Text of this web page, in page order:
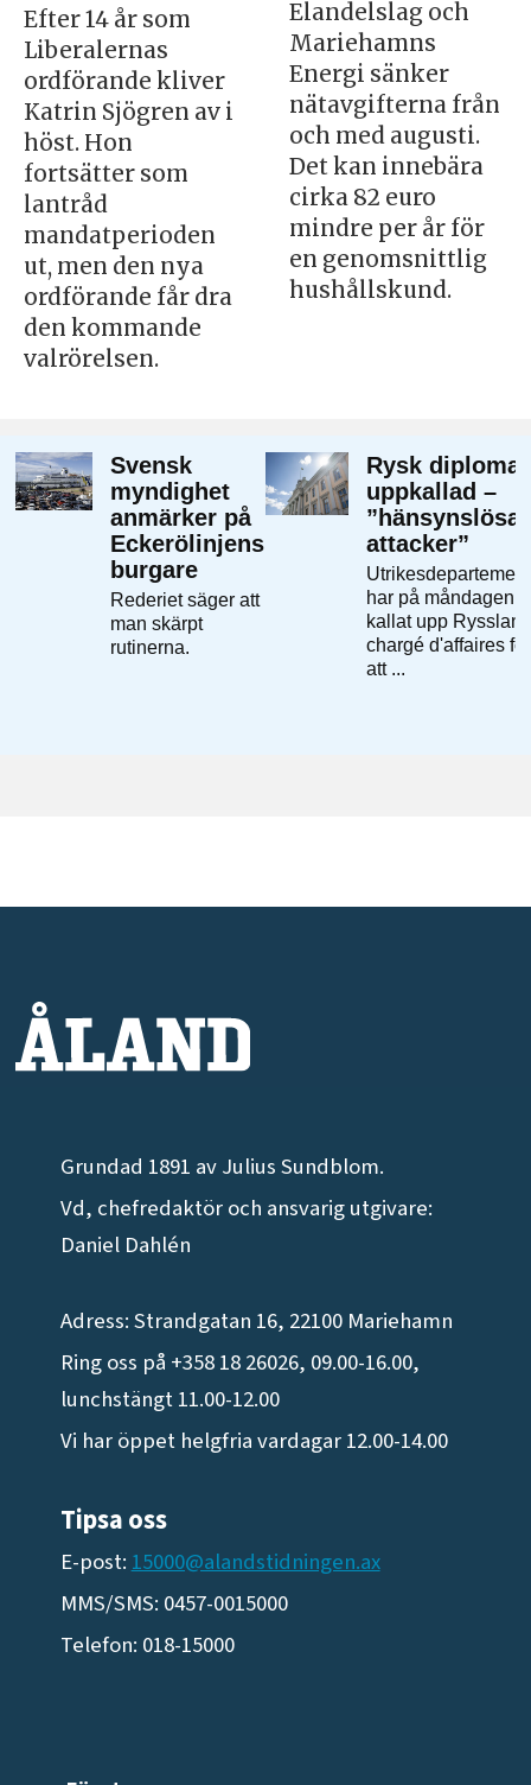
Efter 14 år som
Liberalernas
ordförande kliver
Katrin Sjögren av i
höst. Hon
fortsätter som
lantråd
mandatperioden
ut, men den nya
ordförande får dra
den kommande
valrörelsen.
Elandelslag och
Mariehamns
Energi sänker
nätavgifterna från
och med augusti.
Det kan innebära
cirka 82 euro
mindre per år för
en genomsnittlig
hushållskund.
Grundad 1891 av Julius Sundblom.
Vd, chefredaktör och ansvarig utgivare:
Daniel Dahlén
Adress: Strandgatan 16, 22100 Mariehamn
Ring oss på +358 18 26026, 09.00-16.00,
lunchstängt 11.00-12.00
Vi har öppet helgfria vardagar 12.00-14.00
Tipsa oss
E-post:15000@alandstidningen.ax
MMS/SMS: 0457-0015000
Telefon: 018-15000